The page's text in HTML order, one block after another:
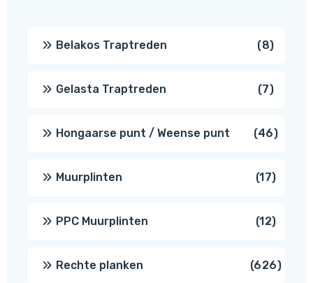
Belakos Traptreden 88
Gelasta Traptreden 77
Hongaarse punt / Weense punt 4646
Muurplinten 1717
PPC Muurplinten 1212
Rechte planken 626626